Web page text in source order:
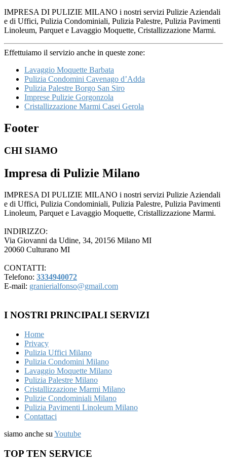
IMPRESA DI PULIZIE MILANO i nostri servizi Pulizie Aziendali
e di Uffici, Pulizia Condominiali, Pulizia Palestre, Pulizia Pavimenti
Linoleum, Parquet e Lavaggio Moquette, Cristallizzazione Marmi.
Effettuiamo il servizio anche in queste zone:
Lavaggio Moquette Barbata
Pulizia Condomini Cavenago d’Adda
Pulizia Palestre Borgo San Siro
Imprese Pulizie Gorgonzola
Cristallizzazione Marmi Casei Gerola
Footer
CHI SIAMO
Impresa di Pulizie Milano
IMPRESA DI PULIZIE MILANO i nostri servizi Pulizie Aziendali
e di Uffici, Pulizia Condominiali, Pulizia Palestre, Pulizia Pavimenti
Linoleum, Parquet e Lavaggio Moquette, Cristallizzazione Marmi.
INDIRIZZO:
Via Giovanni da Udine, 34, 20156 Milano MI
20060 Culturano MI
CONTATTI:
Telefono: 3334940072
E-mail: granierialfonso@gmail.com
I NOSTRI PRINCIPALI SERVIZI
Home
Privacy
Pulizia Uffici Milano
Pulizia Condomini Milano
Lavaggio Moquette Milano
Pulizia Palestre Milano
Cristallizzazione Marmi Milano
Pulizie Condominiali Milano
Pulizia Pavimenti Linoleum Milano
Contattaci
siamo anche suYoutube
TOP TEN SERVICE